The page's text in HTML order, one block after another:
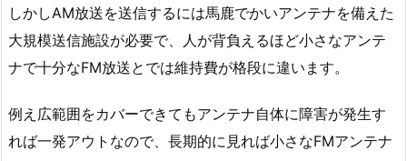
しかしAM放送を送信するには馬鹿でかいアンテナを備えた
大規模送信施設が必要で、人が背負えるほど小さなアンテ
ナで十分なFM放送とでは維持費が格段に違います。
例え広範囲をカバーできてもアンテナ自体に障害が発生す
れば一発アウトなので、長期的に見れば小さなFMアンテナ